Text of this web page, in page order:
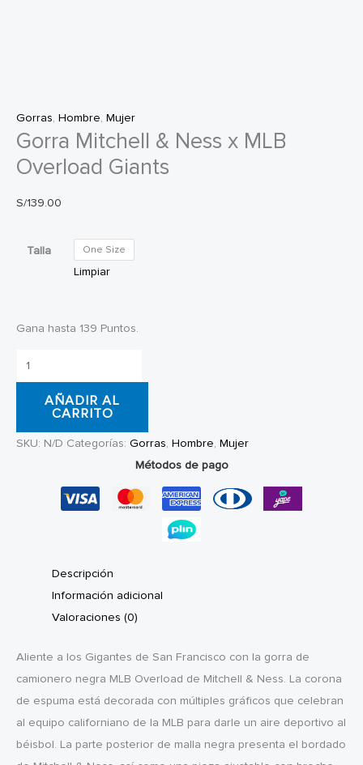
Gorras, Hombre, Mujer
Gorra Mitchell & Ness x MLB
Overload Giants
S/139.00
Talla One Size
Limpiar
Gana hasta 139 Puntos.
Gorra
Mitchell
x
Overload
AÑADIR AL
CARRITO
SKU: N/D Categorías: Gorras, Hombre, Mujer
Métodos de pago
Descripción
Información adicional
Valoraciones (0)
Aliente a los Gigantes de San Francisco con la gorra de
camionero negra MLB Overload de Mitchell & Ness. La corona
de espuma está decorada con múltiples gráficos que celebran
al equipo californiano de la MLB para darle un aire deportivo al
béisbol. La parte posterior de malla negra presenta el bordado